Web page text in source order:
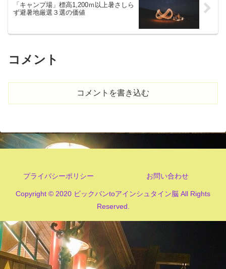
「キャンプ場」標高1,200ｍ以上暑さしら
ず避暑地厳選３選の価値
コメント
コメントを書き込む
プライバシーポリシー お問い合わせ
Copyright © 2020 ビックバンtoアインシュタイン脳 All Rights
Reserved.